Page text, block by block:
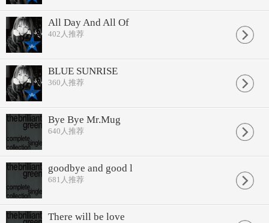
All Day And All Of
402 人推荐
BLUE SUNRISE
360 人推荐
Bye Bye Mr.Mug
640 人推荐
goodbye and good l
681 人推荐
There will be love